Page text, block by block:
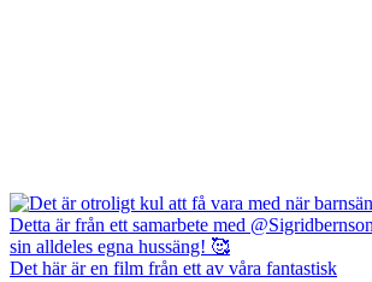
Det här är en film från ett av våra fantastisk